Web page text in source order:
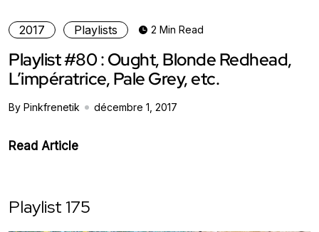
2017 Playlists 2 Min Read
Playlist #80 : Ought, Blonde Redhead,
L’impératrice, Pale Grey, etc.
By Pinkfrenetik décembre 1, 2017
Read Article
Playlist 175